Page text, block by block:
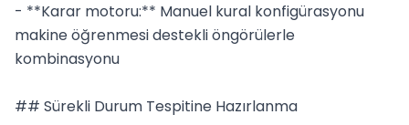
- **Karar motoru:** Manuel kural konfigürasyonu
makine öğrenmesi destekli öngörülerle
kombinasyonu
## Sürekli Durum Tespitine Hazırlanma